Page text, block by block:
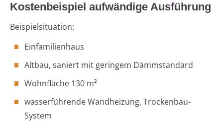
Kostenbeispiel aufwändige Ausführung
Beispielsituation:
Einfamilienhaus
Altbau, saniert mit geringem Dämmstandard
Wohnfläche 130 m²
wasserführende Wandheizung, Trockenbau-
System